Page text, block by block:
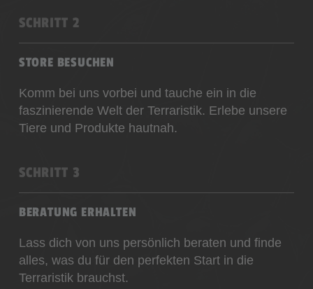
SCHRITT 2
STORE BESUCHEN
Komm bei uns vorbei und tauche ein in die
faszinierende Welt der Terraristik. Erlebe unsere
Tiere und Produkte hautnah.
SCHRITT 3
BERATUNG ERHALTEN
Lass dich von uns persönlich beraten und finde
alles, was du für den perfekten Start in die
Terraristik brauchst.